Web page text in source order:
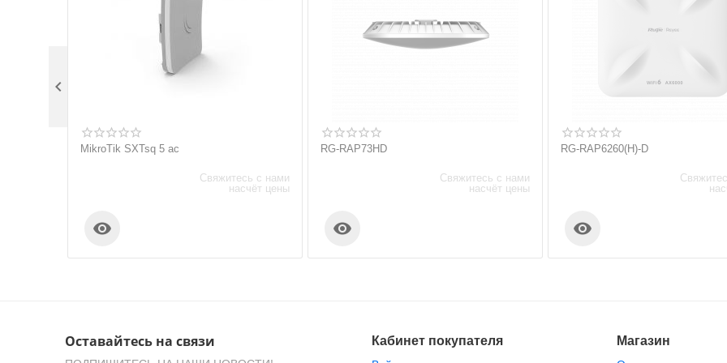
MikroTik SXTsq 5 ac
Свяжитесь с нами
насчёт цены

RG-RAP73HD
Свяжитесь с нами
насчёт цены

RG-RAP6260(H)-D


Оставайтесь на связи Кабинет покупателя Магазин